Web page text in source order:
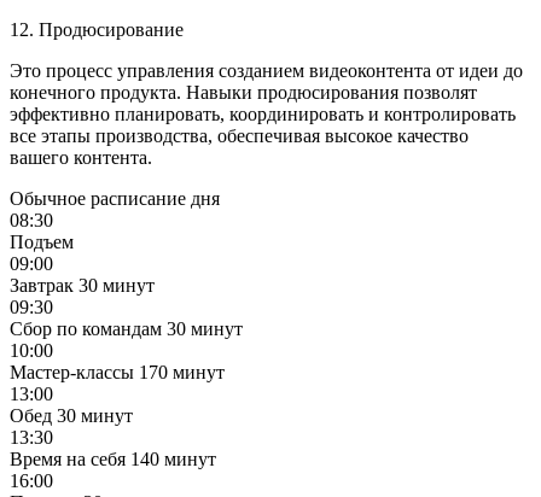
12. Продюсирование
Это процесс управления созданием видеоконтента от идеи до
конечного продукта. Навыки продюсирования позволят
эффективно планировать, координировать и контролировать
все этапы производства, обеспечивая высокое качество
вашего контента.
Обычное расписание дня
08:30
Подъем
09:00
Завтрак 30 минут
09:30
Сбор по командам 30 минут
10:00
Мастер-классы 170 минут
13:00
Обед 30 минут
13:30
Время на себя 140 минут
16:00